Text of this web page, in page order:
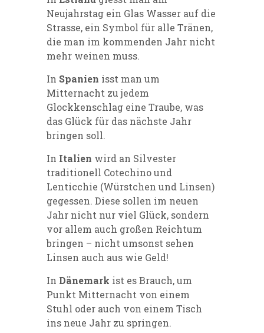
Neujahrstag ein Glas Wasser auf die
Strasse, ein Symbol für alle Tränen,
die man im kommenden Jahr nicht
mehr weinen muss.
In Spanien isst man um
Mitternacht zu jedem
Glockkenschlag eine Traube, was
das Glück für das nächste Jahr
bringen soll.
In Italien wird an Silvester
traditionell Cotechino und
Lenticchie (Würstchen und Linsen)
gegessen. Diese sollen im neuen
Jahr nicht nur viel Glück, sondern
vor allem auch großen Reichtum
bringen – nicht umsonst sehen
Linsen auch aus wie Geld!
In Dänemark ist es Brauch, um
Punkt Mitternacht von einem
Stuhl oder auch von einem Tisch
ins neue Jahr zu springen.